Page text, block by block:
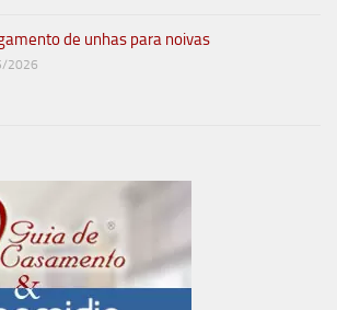
de unhas para noivas
2026